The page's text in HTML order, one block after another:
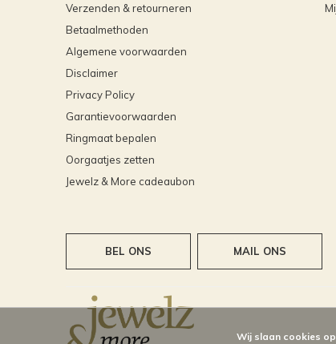
Verzenden & retourneren
Betaalmethoden
Algemene voorwaarden
Disclaimer
Privacy Policy
Garantievoorwaarden
Ringmaat bepalen
Oorgaatjes zetten
Jewelz & More cadeaubon
BEL ONS MAIL ONS
Wij slaan cookies